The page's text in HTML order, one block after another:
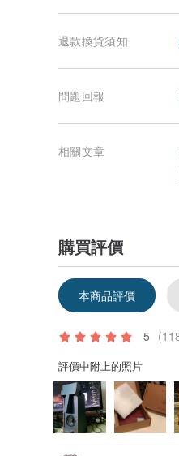
・通過台灣新型式專
・群眾募資一周內達
・文化部文創之星競
・獲電視媒體採訪之產
＝＝＝＝＝＝＝＝＝
退款換貨須知
問題回報
相關文章
購買評價
本商品評價
5
評價中附上的照片